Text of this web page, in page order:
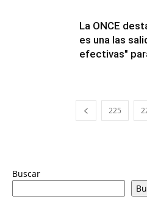
La ONCE
es una las
efectivas"
225
Buscar